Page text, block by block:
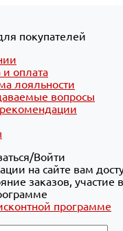
покупателей
и оплата
лояльности
вопросы
Войти
на сайте вам
заказов, участие
программе